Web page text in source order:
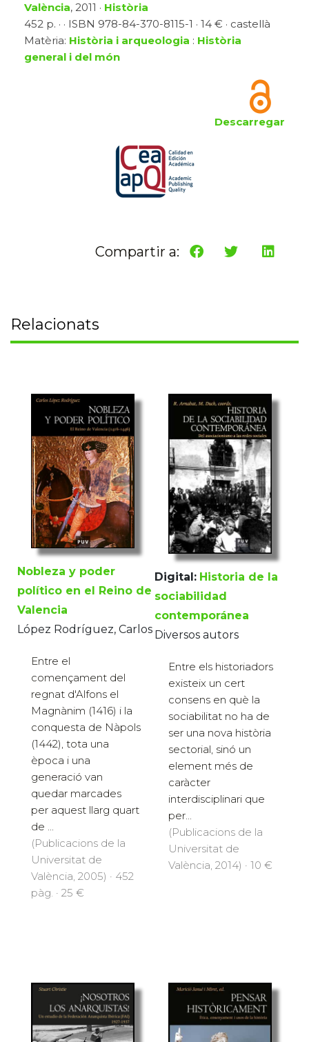
València, 2011 · Història
452 p. · · ISBN 978-84-370-8115-1 · 14 € · castellà
Matèria: Història i arqueologia : Història
general i del món
Descarregar
Compartir a:
Relacionats
Nobleza y poder
político en el Reino de
Valencia
López Rodríguez, Carlos
Entre el
començament del
regnat d'Alfons el
Magnànim (1416) i la
conquesta de Nàpols
(1442), tota una
època i una
generació van
quedar marcades
per aquest llarg quart
de ...
(Publicacions de la
Universitat de
València, 2005) · 452
pàg. · 25 €
Digital: Historia de la
sociabilidad
contemporánea
Diversos autors
Entre els historiadors
existeix un cert
consens en què la
sociabilitat no ha de
ser una nova història
sectorial, sinó un
element més de
caràcter
interdisciplinari que
per...
(Publicacions de la
Universitat de
València, 2014) · 10 €